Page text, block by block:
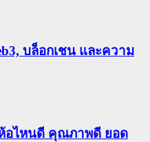
บล็อกเชน และความ
อไหนดี คุณภาพดี ยอด